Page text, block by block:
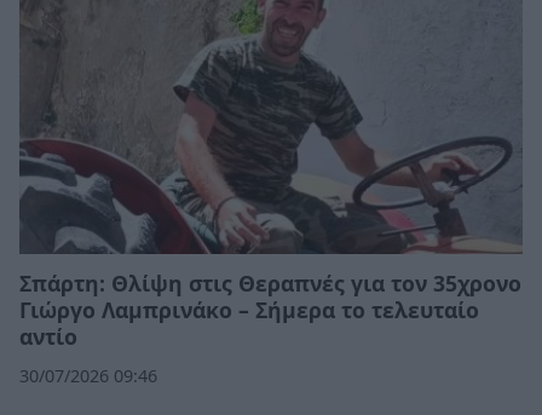
Σπάρτη: Θλίψη στις Θεραπνές για τον 35χρονο
Γιώργο Λαμπρινάκο – Σήμερα το τελευταίο
αντίο
30/07/2026 09:46